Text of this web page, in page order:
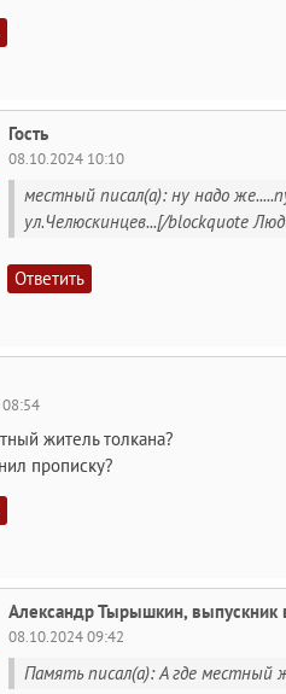
Гость
08.10.2024 10:10
местный писал(а): ну надо
ул.Челюскинцев...[/blockquote
Ответить
житель толкана?
прописку?
Александр Тырышкин, выпускник
08.10.2024 09:42
Память писал(а): А где местный